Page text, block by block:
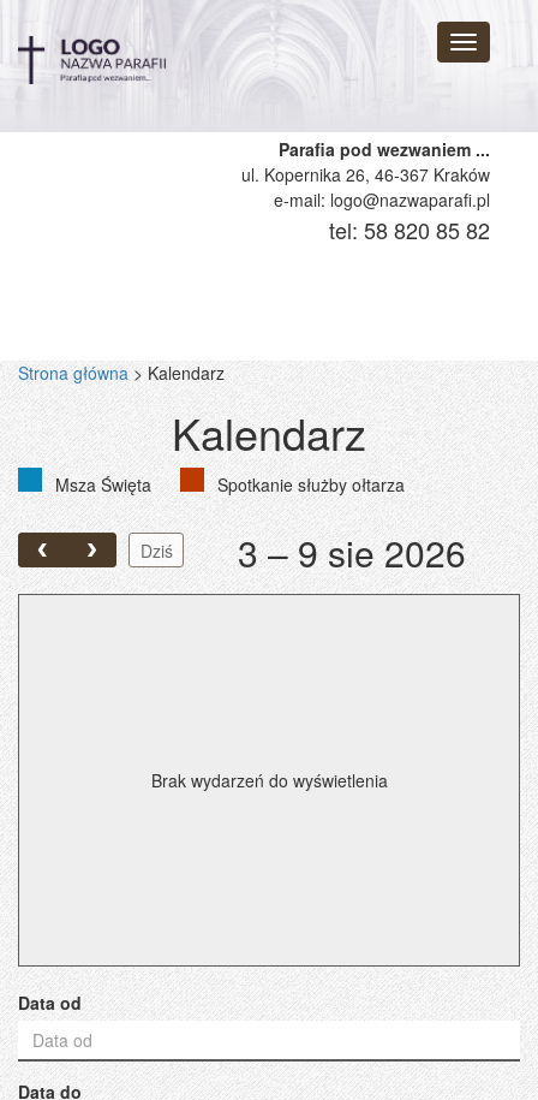
rozwijana
Parafia pod wezwaniem ...
ul. Kopernika 26, 46-367 Kraków
e-mail: logo@nazwaparafi.pl
tel: 58 820 85 82
Strona główna > Kalendarz
Kalendarz
Msza Święta Spotkanie służby ołtarza
Dziś 3 – 9 sie 2026
Brak wydarzeń do wyświetlenia
Data od
Data do